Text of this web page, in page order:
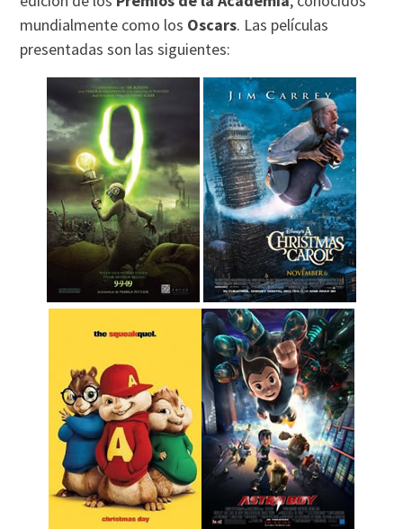
mundialmente como los Oscars. Las películas
presentadas son las siguientes: